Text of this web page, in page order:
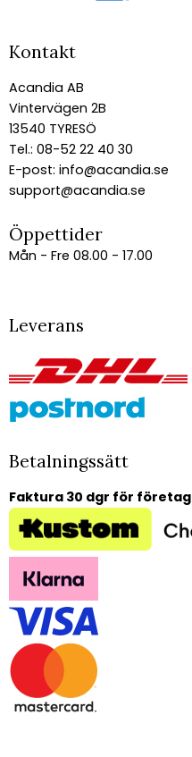
Kontakt
Acandia AB
Vintervägen 2B
13540 TYRESÖ
Tel.: 08-52 22 40 30
E-post: info@acandia.se
support@acandia.se
Öppettider
Mån - Fre 08.00 - 17.00
Leverans
Betalningssätt
Faktura 30 dgr för företag